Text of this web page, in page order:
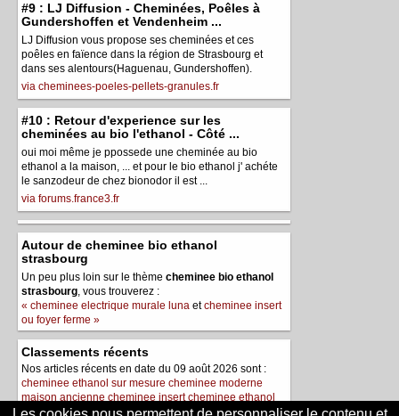
#9 : LJ Diffusion - Cheminées, Poêles à
Gundershoffen et Vendenheim ...
LJ Diffusion vous propose ses cheminées et ces
poêles en faïence dans la région de Strasbourg et
dans ses alentours(Haguenau, Gundershoffen).
via cheminees-poeles-pellets-granules.fr
#10 : Retour d'experience sur les
cheminées au bio l'ethanol - Côté ...
oui moi même je ppossede une cheminée au bio
ethanol a la maison, ... et pour le bio ethanol j' achéte
le sanzodeur de chez bionodor il est ...
via forums.france3.fr
Autour de cheminee bio ethanol
strasbourg
Un peu plus loin sur le thème cheminee bio ethanol
strasbourg, vous trouverez :
« cheminee electrique murale luna etcheminee insert
ou foyer ferme »
Classements récents
Nos articles récents en date du 09 août 2026 sont :
cheminee ethanol sur mesure cheminee moderne
maison ancienne cheminee insert cheminee ethanol
oxxyfire cheminee electrique vente unique